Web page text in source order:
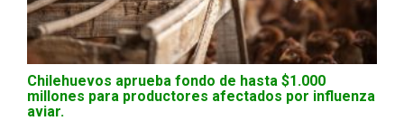
Chilehuevos aprueba fondo de hasta $1.000
millones para productores afectados por influenza
aviar.